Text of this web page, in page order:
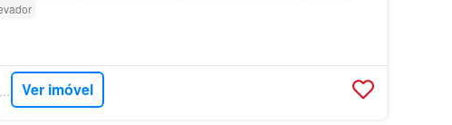
Ver imóvel